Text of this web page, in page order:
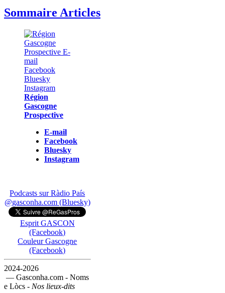
Sommaire Articles
Région
Gascogne
Prospective
E-mail
Facebook
Bluesky
Instagram
Podcasts sur Ràdio País
@gasconha.com (Bluesky)
Esprit GASCON
(Facebook)
Couleur Gascogne
(Facebook)
2024-2026
— Gasconha.com - Noms
e Lòcs - Nos lieux-dits